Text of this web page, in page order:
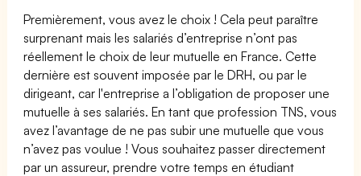
Premièrement, vous avez le choix ! Cela peut paraître
surprenant mais les salariés d’entreprise n’ont pas
réellement le choix de leur mutuelle en France. Cette
dernière est souvent imposée par le DRH, ou par le
dirigeant, car l'entreprise a l’obligation de proposer une
mutuelle à ses salariés. En tant que profession TNS, vous
avez l’avantage de ne pas subir une mutuelle que vous
n’avez pas voulue ! Vous souhaitez passer directement
par un assureur, prendre votre temps en étudiant